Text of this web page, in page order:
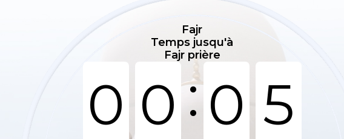
Fajr
Temps jusqu'à
Fajr prière
0 0:0 5